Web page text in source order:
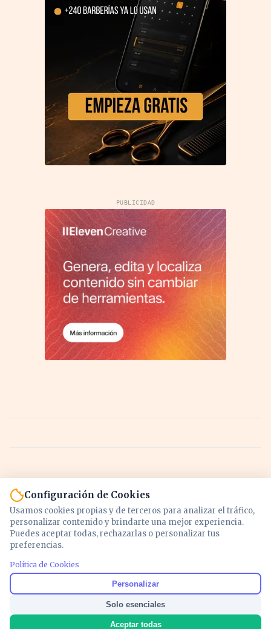
PUBLICIDAD
Noticias y análisis de economía, mercados,
inversión y política. Información actualizada
para entender lo que mueve tu dinero y tu
país.
Configuración de Cookies
Usamos cookies propias y de terceros para analizar el tráfico,
personalizar contenido y brindarte una mejor experiencia.
Puedes aceptar todas, rechazarlas o personalizar tus
preferencias.
Política de Cookies
Personalizar
Solo esenciales
Aceptar todas